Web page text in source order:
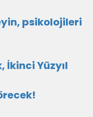
psikolojileri
İkinci Yüzyıl